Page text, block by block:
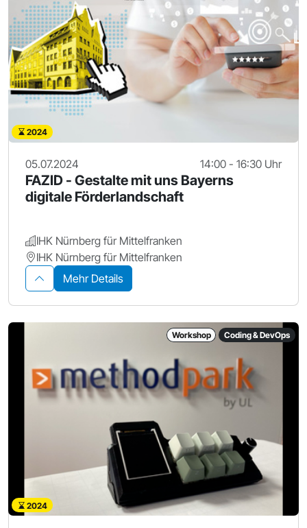
2024
05.07.2024 14:00 - 16:30 Uhr
FAZID - Gestalte mit uns Bayerns
digitale Förderlandschaft
IHK Nürnberg für Mittelfranken
IHK Nürnberg für Mittelfranken
Mehr Details
Workshop Coding & DevOps
2024